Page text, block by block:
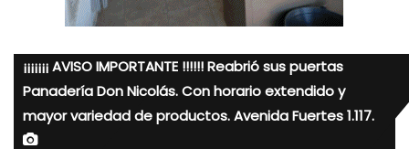
¡¡¡¡¡¡¡ AVISO IMPORTANTE !!!!!! Reabrió sus puertas
Panadería Don Nicolás. Con horario extendido y
mayor variedad de productos. Avenida Fuertes 1.117.